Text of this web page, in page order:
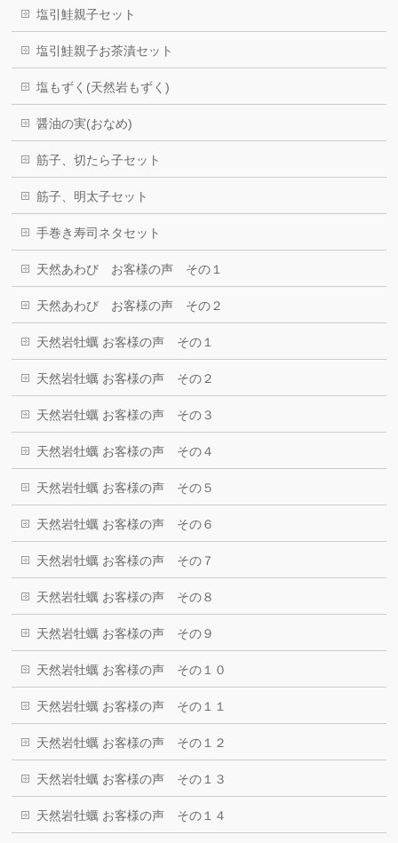
塩引鮭親子セット
塩引鮭親子お茶漬セット
塩もずく(天然岩もずく)
醤油の実(おなめ)
筋子、切たら子セット
筋子、明太子セット
手巻き寿司ネタセット
天然あわび お客様の声 その１
天然あわび お客様の声 その２
天然岩牡蠣 お客様の声 その１
天然岩牡蠣 お客様の声 その２
天然岩牡蠣 お客様の声 その３
天然岩牡蠣 お客様の声 その４
天然岩牡蠣 お客様の声 その５
天然岩牡蠣 お客様の声 その６
天然岩牡蠣 お客様の声 その７
天然岩牡蠣 お客様の声 その８
天然岩牡蠣 お客様の声 その９
天然岩牡蠣 お客様の声 その１０
天然岩牡蠣 お客様の声 その１１
天然岩牡蠣 お客様の声 その１２
天然岩牡蠣 お客様の声 その１３
天然岩牡蠣 お客様の声 その１４